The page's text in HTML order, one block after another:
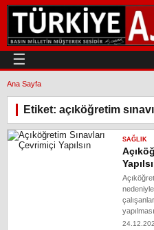
☰
Ana Sayfa
Etiket: açıköğretim sınavı
SAĞLIK